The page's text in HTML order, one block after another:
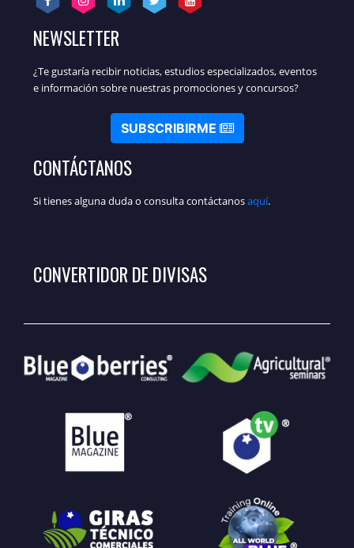
NEWSLETTER
¿Te gustaría recibir noticias, estudios especializados, eventos
e información sobre nuestras promociones y concursos?
SUBSCRIBIRME
CONTÁCTANOS
Si tienes alguna duda o consulta contáctanosaquí.
CONVERTIDOR DE DIVISAS